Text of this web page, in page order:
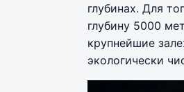
глубинах. Для
глубину 5000
крупнейшие
экологически